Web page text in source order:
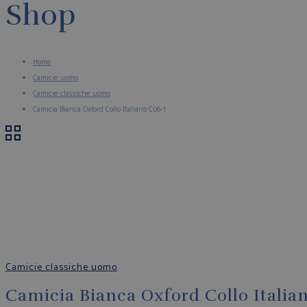
Shop
Home
Camicie uomo
Camicie classiche uomo
Camicia Bianca Oxford Collo Italiano C06-1
Camicie classiche uomo
Camicia Bianca Oxford Collo